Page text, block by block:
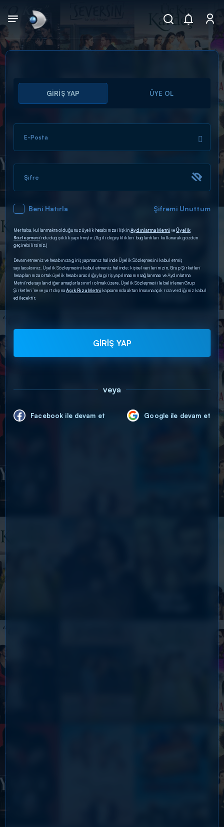
Arama
ARAMA SONUÇLARI
DİĞER SONUÇLAR
GİRİŞ YAP ÜYE OL
E-Posta
Şifre
Beni Hatırla Şifremi Unuttum
Merhaba, kullanmakta olduğunuz üyelik hesabınıza ilişkinAydınlatma Metni veÜyelik
Sözleşmesi’nde değişiklik yapılmıştır. (İlgili değişiklikleri bağlantıları kullanarak gözden
geçirebilirsiniz.)
Devam etmeniz ve hesabınıza giriş yapmanız halinde Üyelik Sözleşmesini kabul etmiş
sayılacaksınız. Üyelik Sözleşmesini kabul etmeniz halinde; kişisel verilerinizin, Grup Şirketleri
hesaplarınıza ortak üyelik hesabı aracılığıyla giriş yapılmasının sağlanması ve Aydınlatma
Metni’nde sayılan diğer amaçlarla sınırlı olmak üzere, Üyelik Sözleşmesi ile belirlenen Grup
Şirketleri’ne ve yurt dışınaAçık Rıza Metni kapsamında aktarılmasına açık rıza verdiğiniz kabul
edilecektir.
GİRİŞ YAP
veya
Facebook ile devam et Google ile devam et